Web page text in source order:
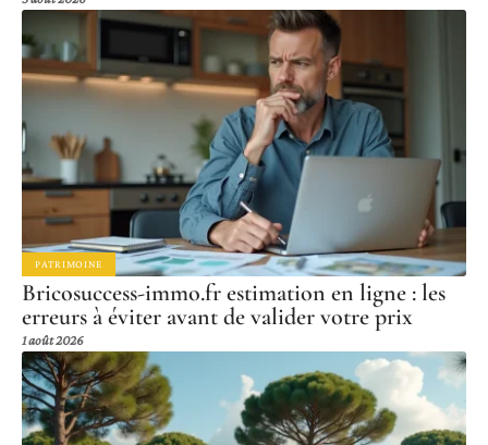
PATRIMOINE
Bricosuccess-immo.fr estimation en ligne : les
erreurs à éviter avant de valider votre prix
1 août 2026